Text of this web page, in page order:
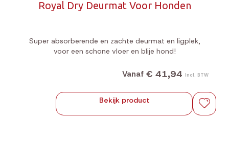
Royal Dry Deurmat Voor Honden
Super absorberende en zachte deurmat en ligplek,
voor een schone vloer en blije hond!
Vanaf € 41,94 Incl. BTW
Bekijk product